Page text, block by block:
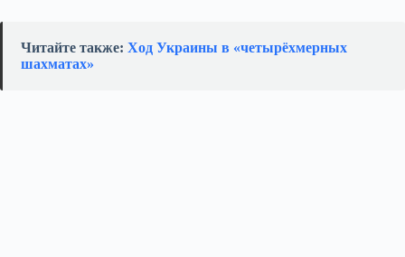
Читайте также: Ход Украины в «четырёхмерных
шахматах»